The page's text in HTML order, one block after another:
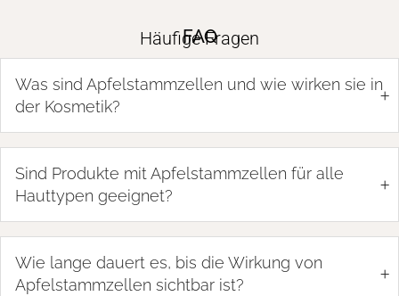
FAQ
Häufige Fragen
Was sind Apfelstammzellen und wie wirken sie in
der Kosmetik?
+
Sind Produkte mit Apfelstammzellen für alle
Hauttypen geeignet?
+
Wie lange dauert es, bis die Wirkung von
Apfelstammzellen sichtbar ist?
+